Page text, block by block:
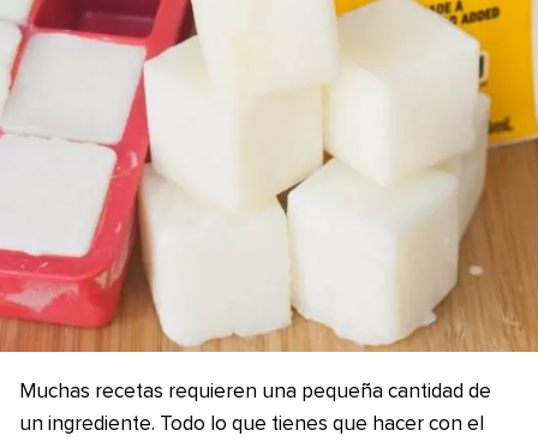
Muchas recetas requieren una pequeña cantidad de
un ingrediente. Todo lo que tienes que hacer con el